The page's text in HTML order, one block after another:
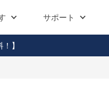
サポート
】